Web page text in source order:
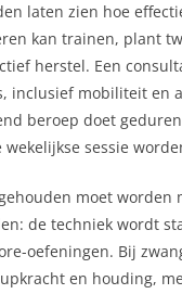
laten zien hoe
kan trainen, plant
herstel. Een
inclusief mobiliteit en
beroep doet
sessie
moet
de techniek wordt
oefeningen. Bij
en houding,